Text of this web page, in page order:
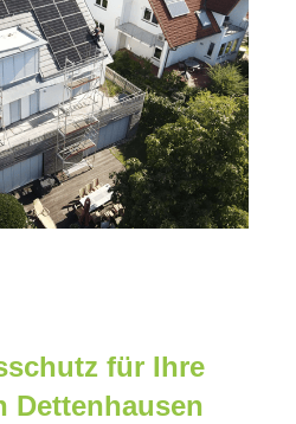
für Ihre
Dettenhausen